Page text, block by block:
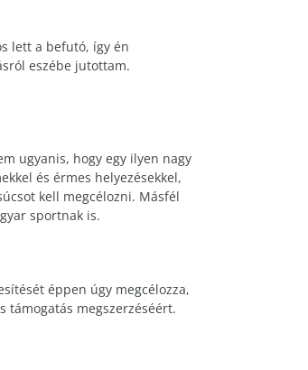
lett a befutó, így én
eszébe jutottam.
ugyanis, hogy egy ilyen nagy
és érmes helyezésekkel,
kell megcélozni. Másfél
sportnak is.
éppen úgy megcélozza,
támogatás megszerzéséért.